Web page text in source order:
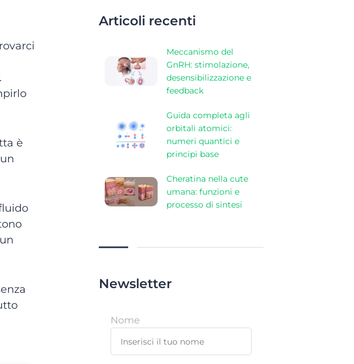
è
Articoli recenti
Meccanismo del
GnRH: stimolazione,
desensibilizzazione e
feedback
Guida completa agli
orbitali atomici:
numeri quantici e
principi base
Cheratina nella cute
umana: funzioni e
processo di sintesi
Newsletter
Nome